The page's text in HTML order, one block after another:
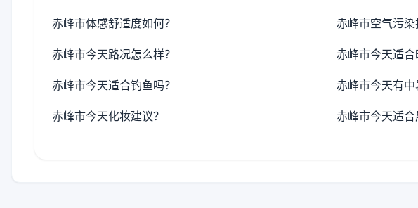
赤峰市体感舒适度如何？ 赤峰市空气污染
赤峰市今天路况怎么样？ 赤峰市今天适合
赤峰市今天适合钓鱼吗？ 赤峰市今天有中
赤峰市今天化妆建议？ 赤峰市今天适合